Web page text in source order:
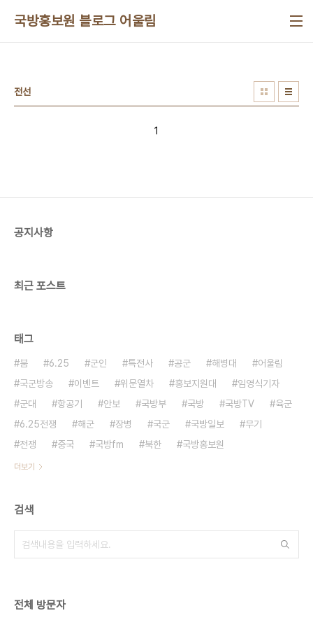
국방홍보원 블로그 어울림
전선
1
공지사항
최근 포스트
태그
붐 6.25 군인 특전사 공군 해병대
어울림
국군방송
이벤트 위문열차 홍보지원대
임영식기자
군대
항공기 안보 국방부 국방 국방TV
육군
6.25전쟁
해군 장병 국군 국방일보
무기
전쟁
중국 국방fm 북한 국방홍보원
더보기
검색
전체 방문자